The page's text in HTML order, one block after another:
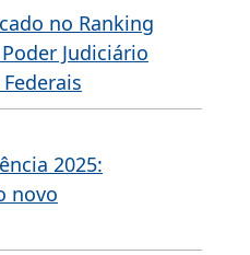
no Ranking
Judiciário
2025:
novo